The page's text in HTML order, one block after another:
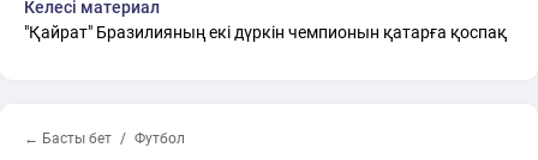
Келесі материал
"Қайрат" Бразилияның екі дүркін чемпионын қатарға қоспақ
← Басты бет Футбол